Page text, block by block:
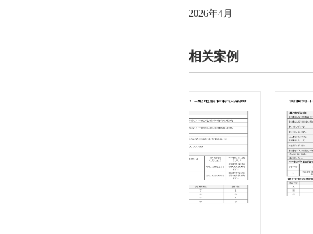
2026年4月
相关案例